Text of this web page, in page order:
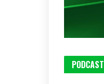
PODCAST